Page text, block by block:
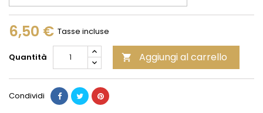
6,50 € Tasse incluse
Quantità  Aggiungi al carrello
Condividi